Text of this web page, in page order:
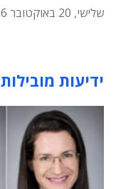
שלישי, 20 באוקטובר 2026
ידיעות מובילות